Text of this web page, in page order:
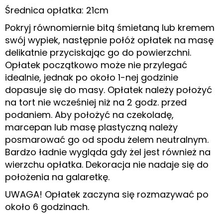
Średnica opłatka: 21cm
Pokryj równomiernie bitą śmietaną lub kremem
swój wypiek, następnie połóż opłatek na masę
delikatnie przyciskając go do powierzchni.
Opłatek początkowo może nie przylegać
idealnie, jednak po około 1-nej godzinie
dopasuje się do masy. Opłatek należy położyć
na tort nie wcześniej niż na 2 godz. przed
podaniem. Aby położyć na czekoladę,
marcepan lub masę plastyczną należy
posmarować go od spodu żelem neutralnym.
Bardzo ładnie wygląda gdy żel jest również na
wierzchu opłatka. Dekoracja nie nadaje się do
położenia na galaretkę.
UWAGA! Opłatek zaczyna się rozmazywać po
około 6 godzinach.